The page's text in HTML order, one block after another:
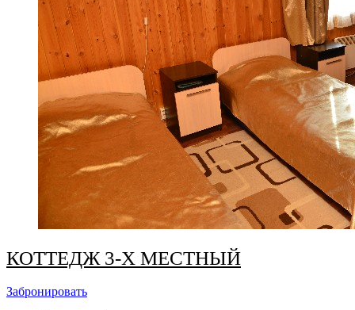
КОТТЕДЖ 3-Х МЕСТНЫЙ
Забронировать